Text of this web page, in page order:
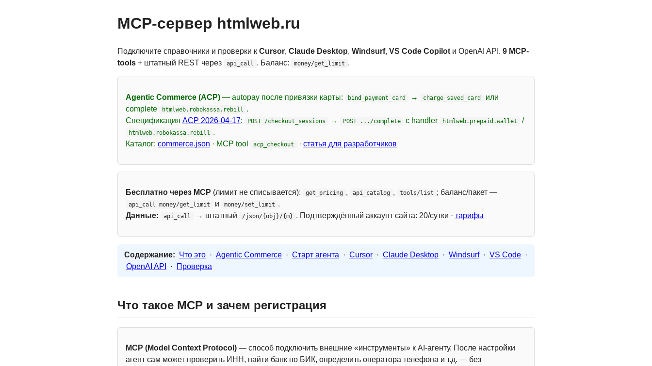
MCP-сервер htmlweb.ru
Подключите справочники и проверки к Cursor, Claude Desktop, Windsurf, VS Code Copilotи OpenAI API. 9 MCP-
tools + штатный REST через api_call . Баланс: money/get_limit .
Agentic Commerce (ACP) — autopay после привязки карты: bind_payment_card → charge_saved_card
или
complete
htmlweb.robokassa.rebill .
Спецификация ACP 2026-04-17: POST /checkout_sessions → POST .../complete с handler htmlweb.prepaid.wallet /
htmlweb.robokassa.rebill .
Каталог: commerce.json · MCP tool acp_checkout · статья для разработчиков
Бесплатно через MCP (лимит не списывается): get_pricing , api_catalog , tools/list ; баланс/пакет —
api_call money/get_limit и money/set_limit .
Данные:
api_call → штатный /json/{obj}/{m} . Подтверждённый аккаунт сайта: 20/сутки · тарифы
Содержание: Что это · Agentic Commerce · Старт агента · Cursor · Claude Desktop · Windsurf · VS Code ·
OpenAI API
· Проверка
Что такое MCP и зачем регистрация
MCP (Model Context Protocol) — способ подключить внешние «инструменты» к AI-агенту. После настройки
агент сам может проверить ИНН, найти банк по БИК, определить оператора телефона и т.д. — без